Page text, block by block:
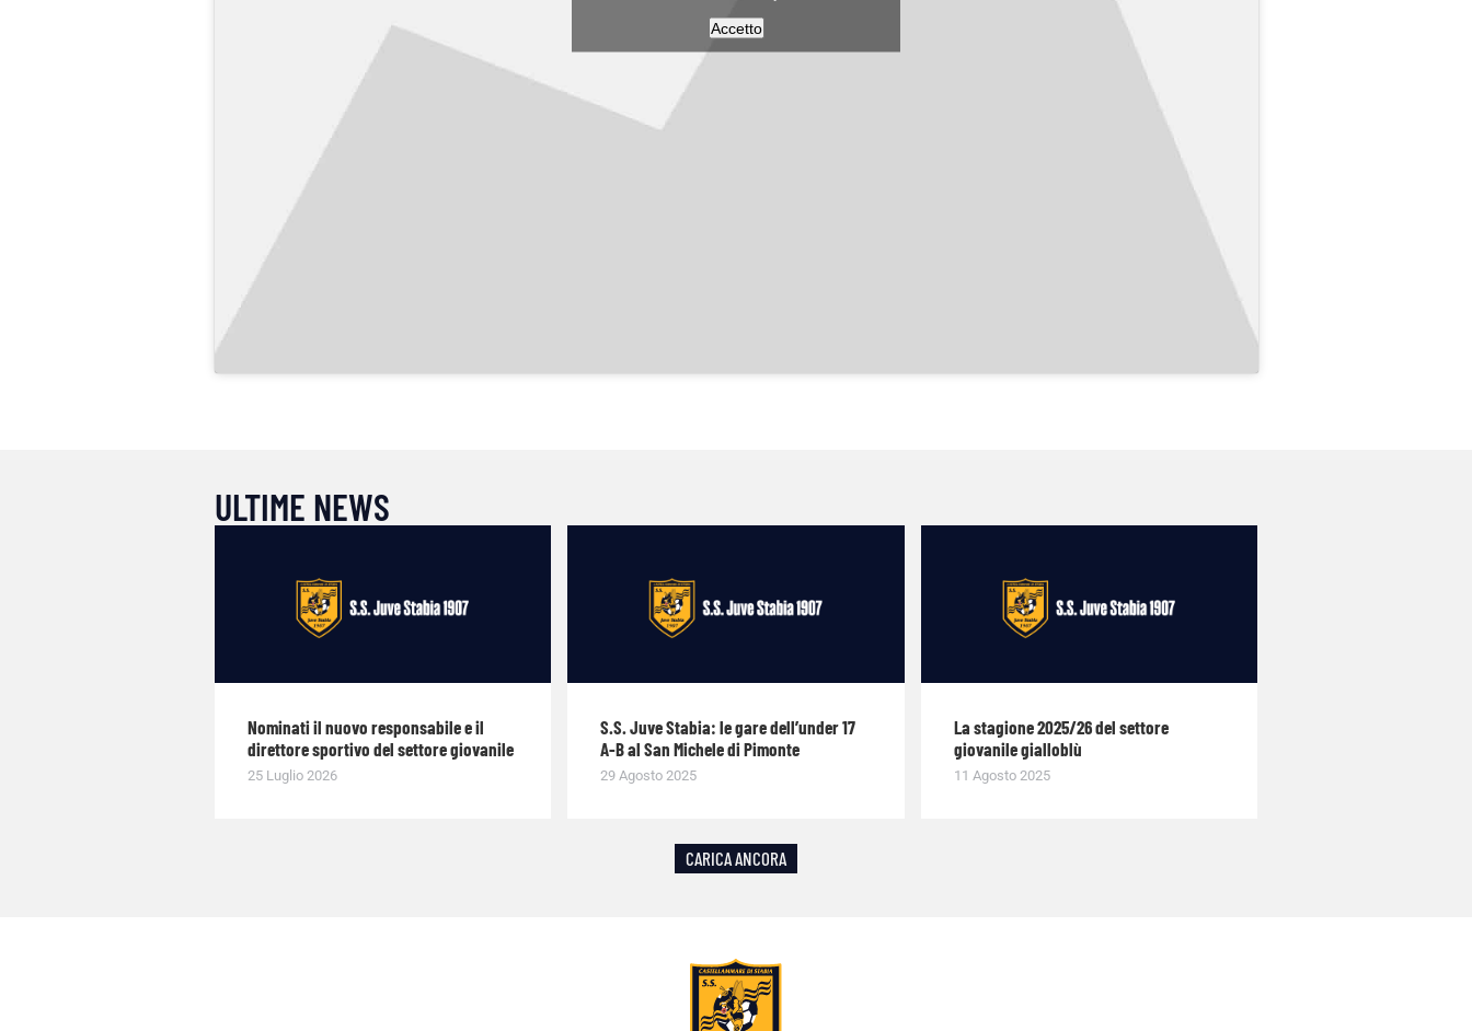
Accetto
ULTIME NEWS
Nominati il nuovo responsabile e il
direttore sportivo del settore giovanile
25 Luglio 2026
S.S. Juve Stabia: le gare dell’under 17
A-B al San Michele di Pimonte
29 Agosto 2025
La stagione 2025/26 del settore
giovanile gialloblù
11 Agosto 2025
CARICA ANCORA